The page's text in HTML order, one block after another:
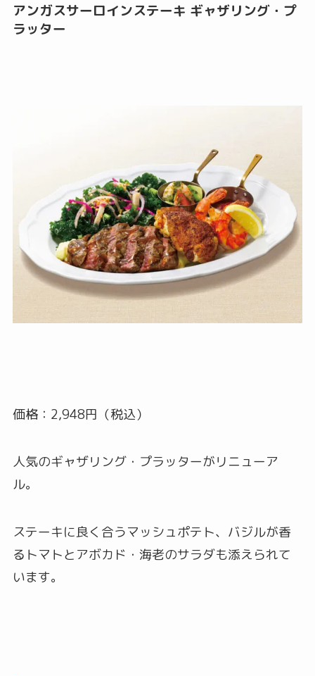
アンガスサーロインステーキ ギャザリング・プ
ラッター
価格：2,948円（税込）
人気のギャザリング・プラッターがリニューア
ル。
ステーキに良く合うマッシュポテト、バジルが香
るトマトとアボカド・海老のサラダも添えられて
います。